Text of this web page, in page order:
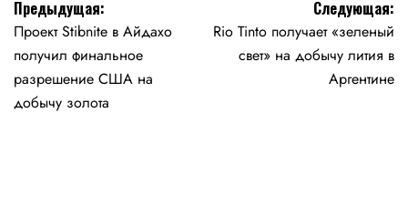
Навигация
по
записям
Предыдущая:
Проект Stibnite в Айдахо
получил финальное
разрешение США на
добычу золота
Следующая:
Rio Tinto получает «зеленый
свет» на добычу лития в
Аргентине